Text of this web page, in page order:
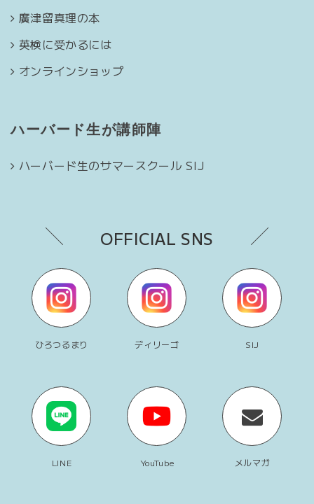
廣津留真理の本
英検に受かるには
オンラインショップ
ハーバード生が講師陣
ハーバード生のサマースクール SIJ
OFFICIAL SNS
ひろつるまり ディリーゴ SIJ
LINE YouTube メルマガ